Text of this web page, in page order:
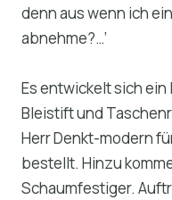
denn aus wenn ich
abnehme?…’
Es entwickelt sich
Bleistift und
Herr Denkt-modern
bestellt. Hinzu
Schaumfestiger.